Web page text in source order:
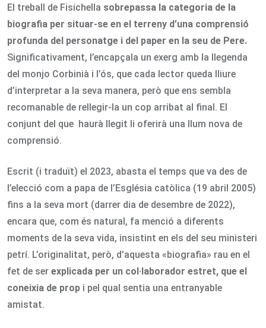
El treball de Fisichella sobrepassa la categoria de la
biografia per situar-se en el terreny d’una comprensió
profunda del personatge i del paper en la seu de Pere.
Significativament, l’encapçala un exerg amb la llegenda
del monjo Corbinià i l’ós, que cada lector queda lliure
d’interpretar a la seva manera, però que ens sembla
recomanable de rellegir-la un cop arribat al final. El
conjunt del que haurà llegit li oferirà una llum nova de
comprensió.
Escrit (i traduït) el 2023, abasta el temps que va des de
l’elecció com a papa de l’Església catòlica (19 abril 2005)
fins a la seva mort (darrer dia de desembre de 2022),
encara que, com és natural, fa menció a diferents
moments de la seva vida, insistint en els del seu ministeri
petrí. L’originalitat, però, d’aquesta «biografia» rau en el
fet de ser explicada per un col·laborador estret, que el
coneixia de prop i pel qual sentia una entranyable
amistat.